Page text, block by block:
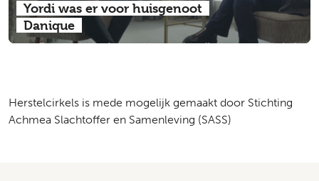
Yordi was er voor huisgenoot
Danique
Herstelcirkels is mede mogelijk gemaakt door Stichting
Achmea Slachtoffer en Samenleving (SASS)